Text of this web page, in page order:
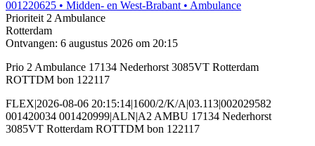
001220625 • Midden- en West-Brabant • Ambulance
Prioriteit 2 Ambulance
Rotterdam
Ontvangen: 6 augustus 2026 om 20:15
Prio 2 Ambulance 17134 Nederhorst 3085VT Rotterdam
ROTTDM bon 122117
FLEX|2026-08-06 20:15:14|1600/2/K/A|03.113|002029582
001420034 001420999|ALN|A2 AMBU 17134 Nederhorst
3085VT Rotterdam ROTTDM bon 122117